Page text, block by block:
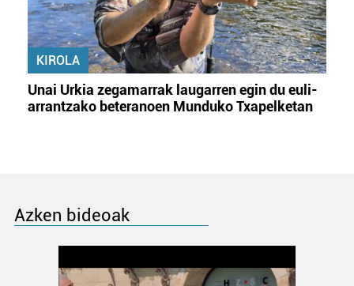
KIROLA
Unai Urkia zegamarrak laugarren egin du euli-
arrantzako beteranoen Munduko Txapelketan
Azken bideoak